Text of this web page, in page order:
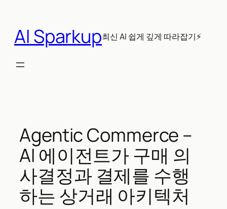
AI Sparkup최신 AI 쉽게 깊게 따라잡기⚡
Agentic Commerce –
AI 에이전트가 구매 의
사결정과 결제를 수행
하는 상거래 아키텍처